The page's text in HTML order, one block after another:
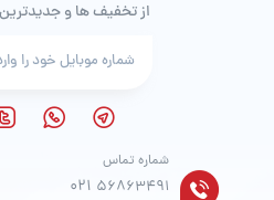
شماره تماس
021 56863491
از تخفیف ها و